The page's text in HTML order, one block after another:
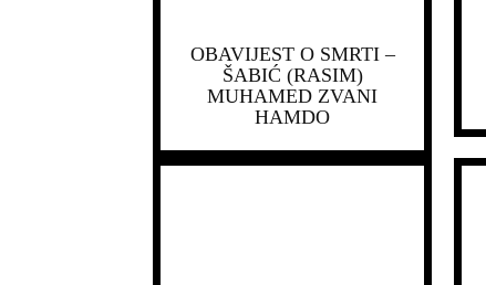
OBAVIJEST O SMRTI –
ŠABIĆ (RASIM)
MUHAMED ZVANI
HAMDO